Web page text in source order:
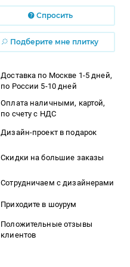
Спросить
Подберите мне плитку
Доставка по Москве 1-5 дней,
по России 5-10 дней
Оплата наличными, картой,
по счету с НДС
Дизайн-проект в подарок
Скидки на большие заказы
Сотрудничаем с дизайнерами
Приходите в шоурум
Положительные отзывы
клиентов